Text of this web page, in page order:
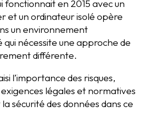
fonctionnait en 2015 avec un
et un ordinateur isolé opère
un environnement
nécessite une approche de
différente.
l’importance des risques,
légales et normatives
sécurité des données dans ce